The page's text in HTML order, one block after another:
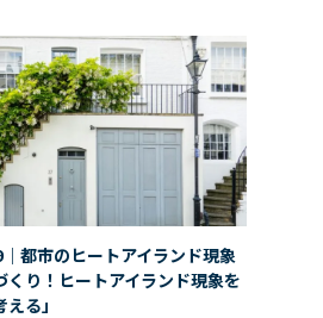
都市のヒートアイランド現象
くり！ヒートアイランド現象を
る」